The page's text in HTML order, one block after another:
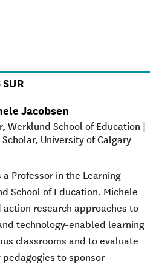
Jacobsen
Werklund School of Education |
Scholar, University of Calgary
Professor in the Learning
School of Education. Michele
research approaches to
technology-enabled learning
classrooms and to evaluate
to sponsor